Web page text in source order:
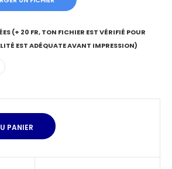
(+ 20 FR, TON FICHIER EST VÉRIFIÉ POUR
EST ADÉQUATE AVANT IMPRESSION)